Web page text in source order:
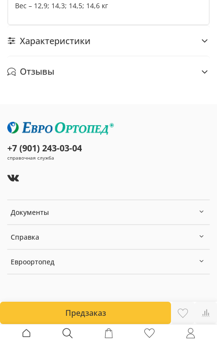
Предзаказ
Вес – 12,9; 14,3; 14,5; 14,6 кг
Характеристики
Отзывы
Документы
Справка
Евроортопед
+7 (901) 243-03-04
справочная служба